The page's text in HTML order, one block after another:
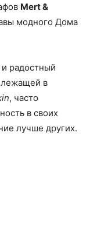
Mert &
модного Дома
радостный
лежащей в
, часто
в своих
лучше других.